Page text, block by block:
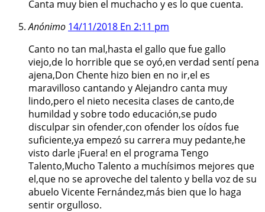
Canta muy bien el muchacho y es lo que cuenta.
Anónimo 14/11/2018 En 2:11 pm
Canto no tan mal,hasta el gallo que fue gallo
viejo,de lo horrible que se oyó,en verdad sentí pena
ajena,Don Chente hizo bien en no ir,el es
maravilloso cantando y Alejandro canta muy
lindo,pero el nieto necesita clases de canto,de
humildad y sobre todo educación,se pudo
disculpar sin ofender,con ofender los oídos fue
suficiente,ya empezó su carrera muy pedante,he
visto darle ¡Fuera! en el programa Tengo
Talento,Mucho Talento a muchísimos mejores que
el,que no se aproveche del talento y bella voz de su
abuelo Vicente Fernández,más bien que lo haga
sentir orgulloso.